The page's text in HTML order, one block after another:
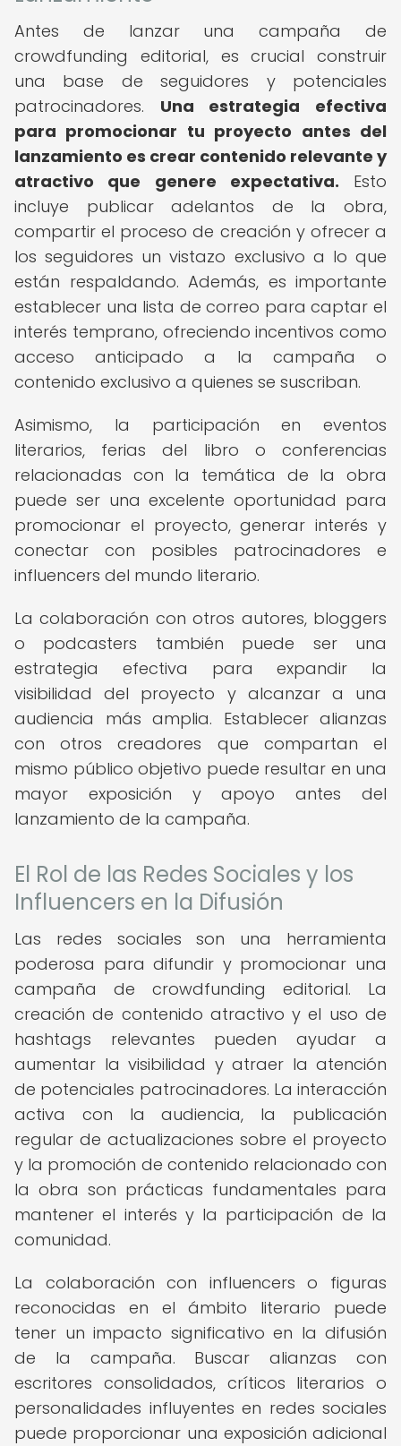
Antes de lanzar una campaña de
crowdfunding editorial, es crucial construir
una base de seguidores y potenciales
patrocinadores. Una estrategia efectiva
para promocionar tu proyecto antes del
lanzamiento es crear contenido relevante y
atractivo que genere expectativa. Esto
incluye publicar adelantos de la obra,
compartir el proceso de creación y ofrecer a
los seguidores un vistazo exclusivo a lo que
están respaldando. Además, es importante
establecer una lista de correo para captar el
interés temprano, ofreciendo incentivos como
acceso anticipado a la campaña o
contenido exclusivo a quienes se suscriban.
Asimismo, la participación en eventos
literarios, ferias del libro o conferencias
relacionadas con la temática de la obra
puede ser una excelente oportunidad para
promocionar el proyecto, generar interés y
conectar con posibles patrocinadores e
influencers del mundo literario.
La colaboración con otros autores, bloggers
o podcasters también puede ser una
estrategia efectiva para expandir la
visibilidad del proyecto y alcanzar a una
audiencia más amplia. Establecer alianzas
con otros creadores que compartan el
mismo público objetivo puede resultar en una
mayor exposición y apoyo antes del
lanzamiento de la campaña.
El Rol de las Redes Sociales y los
Influencers en la Difusión
Las redes sociales son una herramienta
poderosa para difundir y promocionar una
campaña de crowdfunding editorial. La
creación de contenido atractivo y el uso de
hashtags relevantes pueden ayudar a
aumentar la visibilidad y atraer la atención
de potenciales patrocinadores. La interacción
activa con la audiencia, la publicación
regular de actualizaciones sobre el proyecto
y la promoción de contenido relacionado con
la obra son prácticas fundamentales para
mantener el interés y la participación de la
comunidad.
La colaboración con influencers o figuras
reconocidas en el ámbito literario puede
tener un impacto significativo en la difusión
de la campaña. Buscar alianzas con
escritores consolidados, críticos literarios o
personalidades influyentes en redes sociales
puede proporcionar una exposición adicional